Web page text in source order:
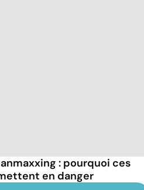
: pourquoi ces
en danger